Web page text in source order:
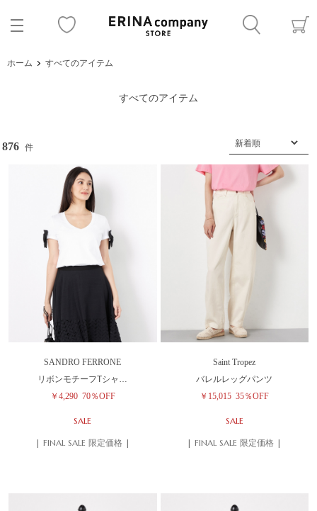
ホーム すべてのアイテム
すべてのアイテム
876 件
SANDRO FERRONE
リボンモチーフTシャ…
￥4,290 70％OFF
SALE
| FINAL SALE 限定価格 |
Saint Tropez
バレルレッグパンツ
￥15,015 35％OFF
SALE
| FINAL SALE 限定価格 |